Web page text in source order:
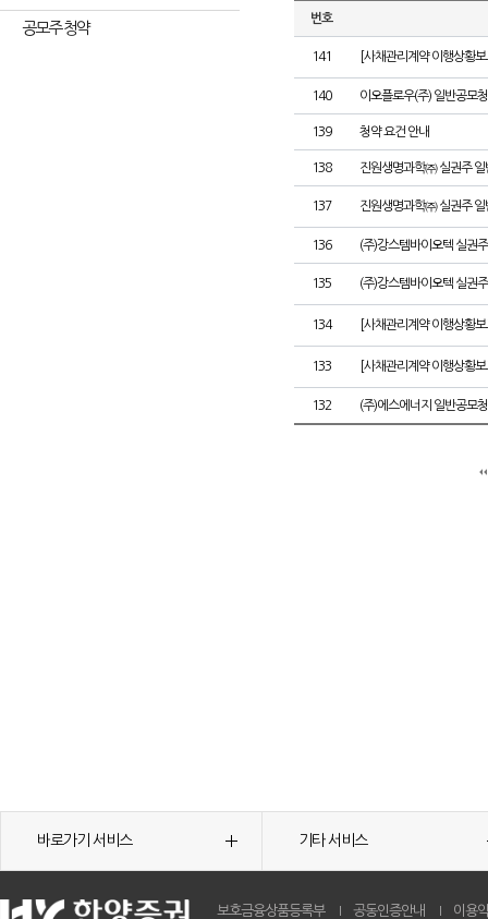
공모주 청약
번호
141 [사채관리계약 이행상황
140 이오플로우(주) 일반공모
139 청약 요건 안내
138 진원생명과학㈜ 실권주 일
137 진원생명과학㈜ 실권주 일
136 (주)강스템바이오텍 실권
135 (주)강스템바이오텍 실권
134 [사채관리계약 이행상황
133 [사채관리계약 이행상황
132 (주)에스에너지 일반공모
바로가기 서비스 기타 서비스
보호금융상품등록부 공동인증안내 이용